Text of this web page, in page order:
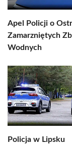
Apel Policji o
Zamarzniętych
Wodnych
Policja w Lipsku